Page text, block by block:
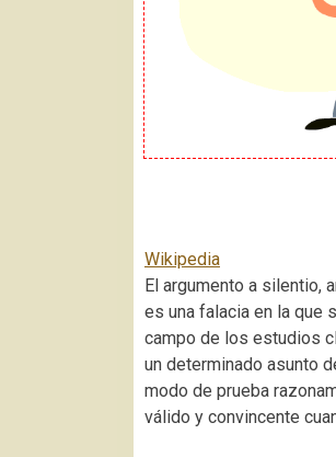
Wikipedia
El argumento a silentio,
es una falacia en la que
campo de los estudios
un determinado asunto
modo de prueba
válido y convincente